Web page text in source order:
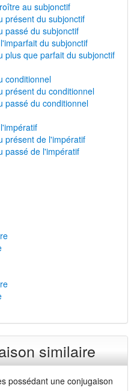
au subjonctif
présent du subjonctif
passé du subjonctif
du subjonctif
plus que parfait du subjonctif
conditionnel
présent du conditionnel
passé du conditionnel
présent de l'impératif
passé de l'impératif
similaire
possédant une conjugaison